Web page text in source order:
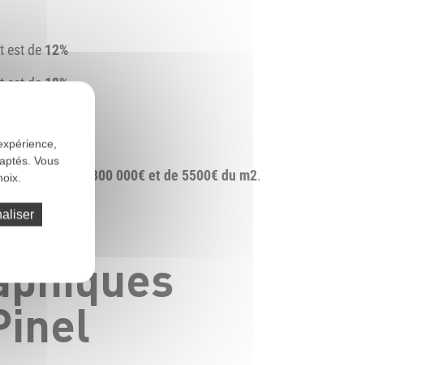
est de 12%
est de18%
est de
la limite de 300 000€ et de 5500€ du m2.
Vous